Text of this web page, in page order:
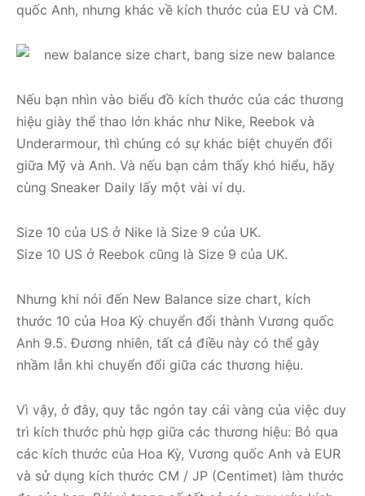
quốc Anh, nhưng khác về kích thước của EU và CM.
Nếu bạn nhìn vào biểu đồ kích thước của các thương
hiệu giày thể thao lớn khác như Nike, Reebok và
Underarmour, thì chúng có sự khác biệt chuyển đổi
giữa Mỹ và Anh. Và nếu bạn cảm thấy khó hiểu, hãy
cùng Sneaker Daily lấy một vài ví dụ.
Size 10 của US ở Nike là Size 9 của UK.
Size 10 US ở Reebok cũng là Size 9 của UK.
Nhưng khi nói đến New Balance size chart, kích
thước 10 của Hoa Kỳ chuyển đổi thành Vương quốc
Anh 9.5. Đương nhiên, tất cả điều này có thể gây
nhầm lẫn khi chuyển đổi giữa các thương hiệu.
Vì vậy, ở đây, quy tắc ngón tay cái vàng của việc duy
trì kích thước phù hợp giữa các thương hiệu: Bỏ qua
các kích thước của Hoa Kỳ, Vương quốc Anh và EUR
và sử dụng kích thước CM / JP (Centimet) làm thước